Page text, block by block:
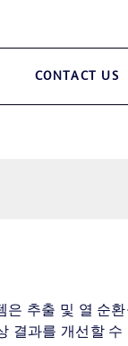
CONTACT US
은 추출 및 열 순
결과를 개선할 수